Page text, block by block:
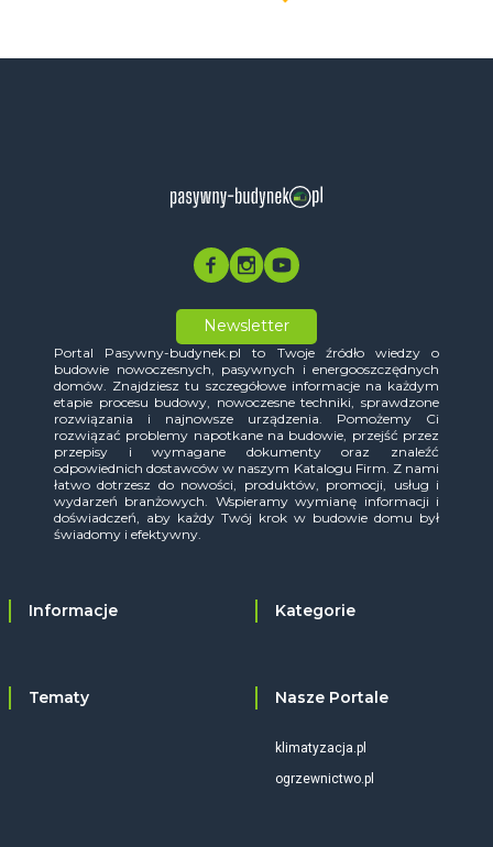
Newsletter
Portal Pasywny-budynek.pl to Twoje źródło wiedzy o
budowie nowoczesnych, pasywnych i energooszczędnych
domów. Znajdziesz tu szczegółowe informacje na każdym
etapie procesu budowy, nowoczesne techniki, sprawdzone
rozwiązania i najnowsze urządzenia. Pomożemy Ci
rozwiązać problemy napotkane na budowie, przejść przez
przepisy i wymagane dokumenty oraz znaleźć
odpowiednich dostawców w naszym Katalogu Firm. Z nami
łatwo dotrzesz do nowości, produktów, promocji, usług i
wydarzeń branżowych. Wspieramy wymianę informacji i
doświadczeń, aby każdy Twój krok w budowie domu był
świadomy i efektywny.
Informacje Kategorie
Tematy Nasze Portale
klimatyzacja.pl
ogrzewnictwo.pl